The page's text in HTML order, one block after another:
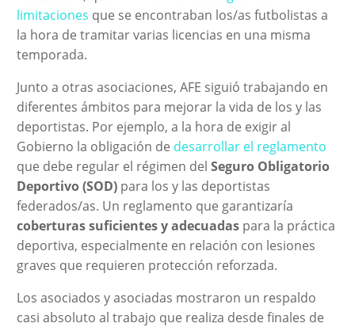
limitaciones que se encontraban los/as futbolistas a
la hora de tramitar varias licencias en una misma
temporada.
Junto a otras asociaciones, AFE siguió trabajando en
diferentes ámbitos para mejorar la vida de los y las
deportistas. Por ejemplo, a la hora de exigir al
Gobierno la obligación de desarrollar el reglamento
que debe regular el régimen del Seguro Obligatorio
Deportivo (SOD)para los y las deportistas
federados/as. Un reglamento que garantizaría
coberturas suficientes y adecuadaspara la práctica
deportiva, especialmente en relación con lesiones
graves que requieren protección reforzada.
Los asociados y asociadas mostraron un respaldo
casi absoluto al trabajo que realiza desde finales de